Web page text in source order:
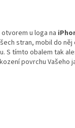
u loga na
stran, mobil do něj
S tímto obalem tak
povrchu Vašeho